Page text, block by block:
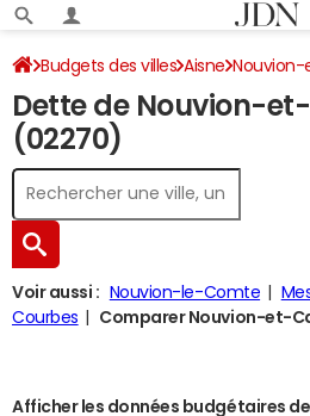
Budgets des villes Aisne Nouvion-
Dette au 31/12/2024
Dette de Nouvion-
(02270)
Voir aussi : Nouvion-le-Comte
Courbes
Comparer Nouvion-et-
Afficher les données budgétaires de